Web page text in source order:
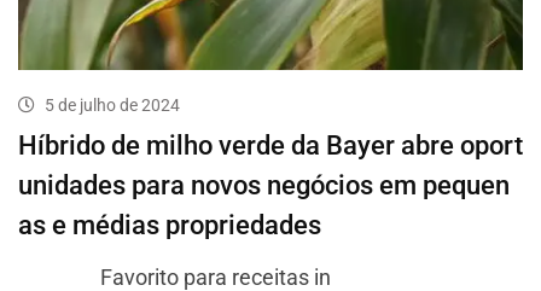
5 de julho de 2024
Híbrido de milho verde da Bayer abre oport
unidades para novos negócios em pequen
as e médias propriedades
Favorito para receitas in